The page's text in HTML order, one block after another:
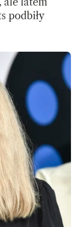
podbiły